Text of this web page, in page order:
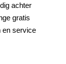
achter
gratis
en service